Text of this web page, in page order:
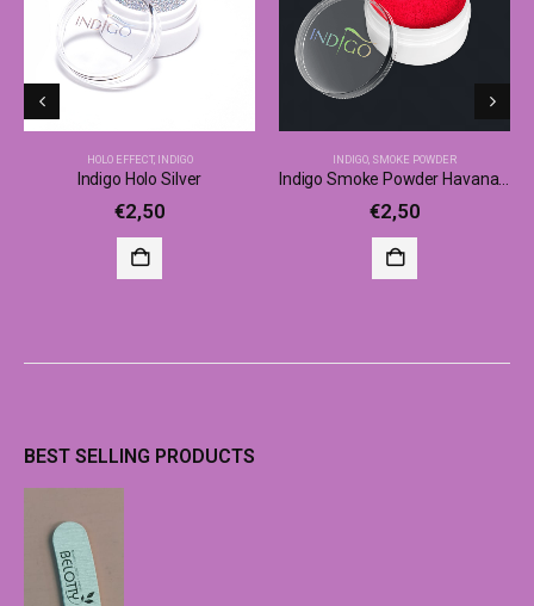
HOLO EFFECT, INDIGO
Indigo Holo Silver
€2,50
INDIGO SMOKE POWDER
€2,50
BEST SELLING PRODUCTS